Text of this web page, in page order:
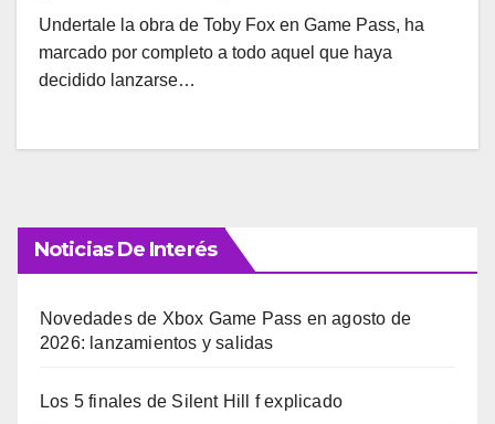
Undertale la obra de Toby Fox en Game Pass, ha
marcado por completo a todo aquel que haya
decidido lanzarse…
Noticias De Interés
Novedades de Xbox Game Pass en agosto de
2026: lanzamientos y salidas
Los 5 finales de Silent Hill f explicado